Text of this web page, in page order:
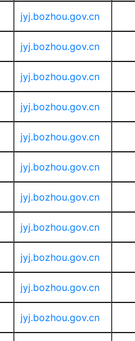
jyj.bozhou.gov.cn
jyj.bozhou.gov.cn
jyj.bozhou.gov.cn
jyj.bozhou.gov.cn
jyj.bozhou.gov.cn
jyj.bozhou.gov.cn
jyj.bozhou.gov.cn
jyj.bozhou.gov.cn
jyj.bozhou.gov.cn
jyj.bozhou.gov.cn
jyj.bozhou.gov.cn